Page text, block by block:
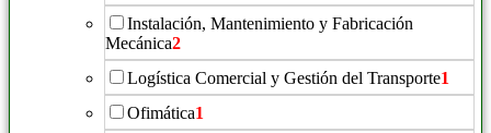
Instalación, Mantenimiento y Fabricación
Mecánica2
Logística Comercial y Gestión del Transporte1
Ofimática1